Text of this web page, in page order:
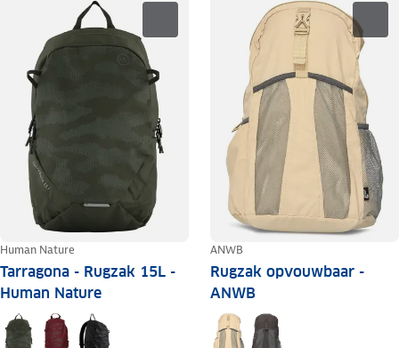
Human Nature
Tarragona - Rugzak 15L -
Human Nature
ANWB
Rugzak opvouwbaar -
ANWB